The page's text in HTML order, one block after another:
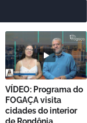
VÍDEO: Programa do
FOGAÇA visita
cidades do interior